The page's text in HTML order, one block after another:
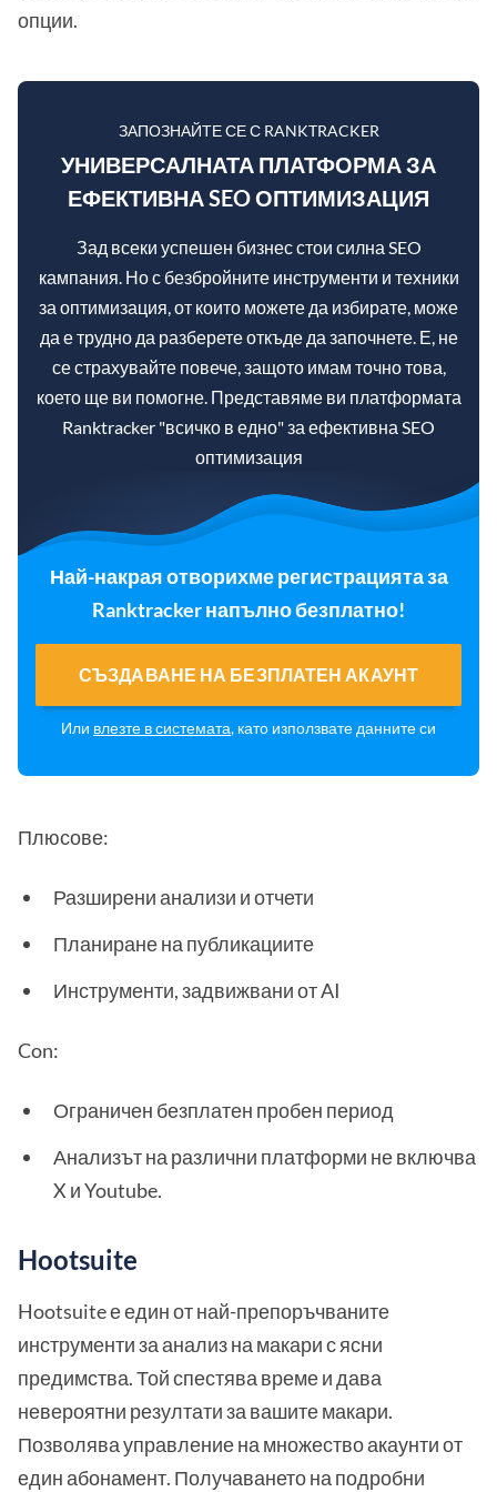
опции.
ЗАПОЗНАЙТЕ СЕ С RANKTRACKER
УНИВЕРСАЛНАТА ПЛАТФОРМА ЗА
ЕФЕКТИВНА SEO ОПТИМИЗАЦИЯ
Зад всеки успешен бизнес стои силна SEO
кампания. Но с безбройните инструменти и техники
за оптимизация, от които можете да избирате, може
да е трудно да разберете откъде да започнете. Е, не
се страхувайте повече, защото имам точно това,
което ще ви помогне. Представяме ви платформата
Ranktracker "всичко в едно" за ефективна SEO
оптимизация
Най-накрая отворихме регистрацията за
Ranktracker напълно безплатно!
СЪЗДАВАНЕ НА БЕЗПЛАТЕН АКАУНТ
Или влезте в системата, като използвате данните си
Плюсове:
Разширени анализи и отчети
Планиране на публикациите
Инструменти, задвижвани от AI
Con:
Ограничен безплатен пробен период
Анализът на различни платформи не включва
X и Youtube.
Hootsuite
Hootsuite е един от най-препоръчваните
инструменти за анализ на макари с ясни
предимства. Той спестява време и дава
невероятни резултати за вашите макари.
Позволява управление на множество акаунти от
един абонамент. Получаването на подробни